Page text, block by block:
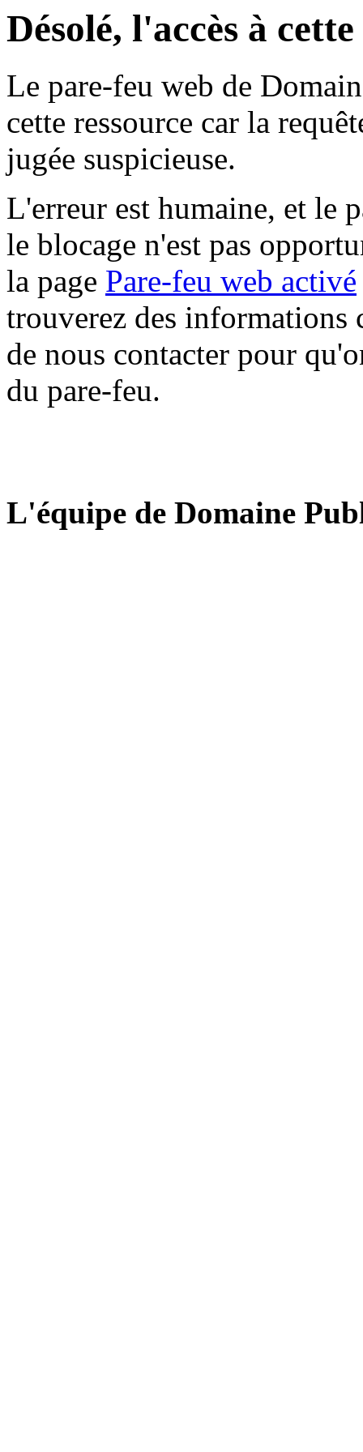
Désolé, l'accès à
Le pare-feu web de
cette ressource car la
jugée suspicieuse.
L'erreur est humaine, et le
le blocage n'est pas
la page Pare-feu web activé
trouverez des informations
de nous contacter pour
du pare-feu.
L'équipe de Domaine